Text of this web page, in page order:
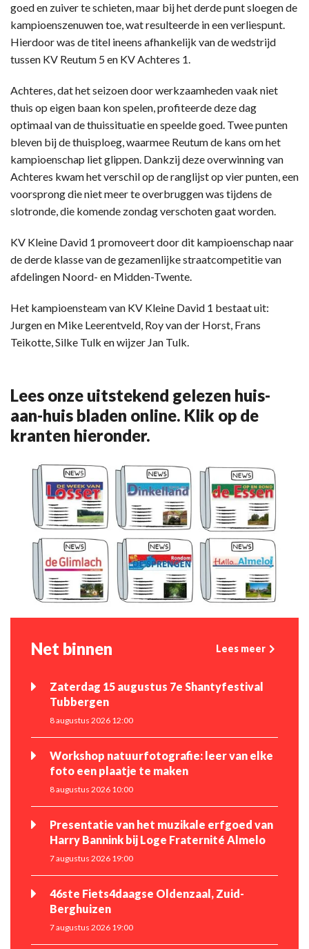
goed en zuiver te schieten, maar bij het derde punt sloegen de
kampioenszenuwen toe, wat resulteerde in een verliespunt.
Hierdoor was de titel ineens afhankelijk van de wedstrijd
tussen KV Reutum 5 en KV Achteres 1.
Achteres, dat het seizoen door werkzaamheden vaak niet
thuis op eigen baan kon spelen, profiteerde deze dag
optimaal van de thuissituatie en speelde goed. Twee punten
bleven bij de thuisploeg, waarmee Reutum de kans om het
kampioenschap liet glippen. Dankzij deze overwinning van
Achteres kwam het verschil op de ranglijst op vier punten, een
voorsprong die niet meer te overbruggen was tijdens de
slotronde, die komende zondag verschoten gaat worden.
KV Kleine David 1 promoveert door dit kampioenschap naar
de derde klasse van de gezamenlijke straatcompetitie van
afdelingen Noord- en Midden-Twente.
Het kampioensteam van KV Kleine David 1 bestaat uit:
Jurgen en Mike Leerentveld, Roy van der Horst, Frans
Teikotte, Silke Tulk en wijzer Jan Tulk.
Lees onze uitstekend gelezen huis-
aan-huis bladen online. Klik op de
kranten hieronder.
Net binnen Lees meer
Zaterdag 15 augustus 7e Shantyfestival
Tubbergen
8 augustus 2026 12:00
Workshop natuurfotografie: leer van elke
foto een plaatje te maken
8 augustus 2026 10:00
Presentatie van het muzikale erfgoed van
Harry Bannink bij Loge Fraternité Almelo
7 augustus 2026 19:00
46ste Fiets4daagse Oldenzaal, Zuid-
Berghuizen
7 augustus 2026 19:00